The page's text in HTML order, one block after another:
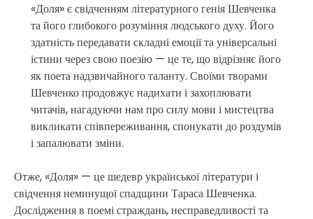
«Доля» є свідченням літературного генія Шевченка
та його глибокого розуміння людського духу. Його
здатність передавати складні емоції та універсальні
істини через свою поезію — це те, що відрізняє його
як поета надзвичайного таланту. Своїми творами
Шевченко продовжує надихати і захоплювати
читачів, нагадуючи нам про силу мови і мистецтва
викликати співпереживання, спонукати до роздумів
і запалювати зміни.
Отже, «Доля» — це шедевр української літератури і
свідчення неминущої спадщини Тараса Шевченка.
Дослідження в поемі страждань, несправедливості та